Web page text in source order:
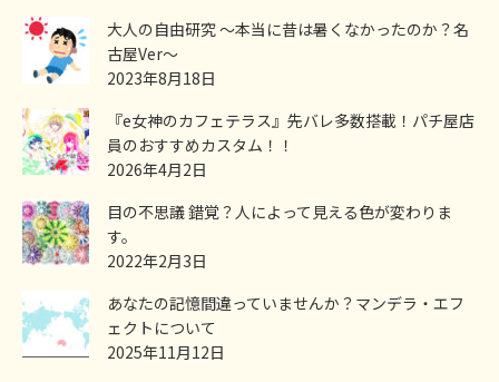
大人の自由研究 ～本当に昔は暑くなかったのか？名
古屋Ver～
2023年8月18日
『e女神のカフェテラス』先バレ多数搭載！パチ屋店
員のおすすめカスタム！！
2026年4月2日
目の不思議 錯覚？人によって見える色が変わりま
す。
2022年2月3日
あなたの記憶間違っていませんか？マンデラ・エフ
ェクトについて
2025年11月12日